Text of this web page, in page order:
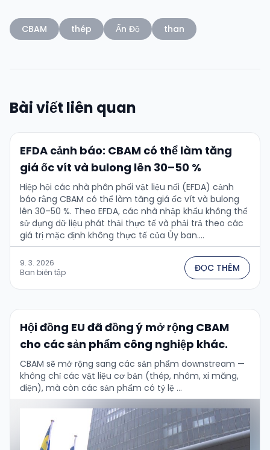
CBAM thép Ấn Độ than
Bài viết liên quan
EFDA cảnh báo: CBAM có thể làm tăng
giá ốc vít và bulong lên 30–50 %
Hiệp hội các nhà phân phối vật liệu nối (EFDA) cảnh
báo rằng CBAM có thể làm tăng giá ốc vít và bulong
lên 30–50 %. Theo EFDA, các nhà nhập khẩu không thể
sử dụng dữ liệu phát thải thực tế và phải trả theo các
giá trị mặc định không thực tế của Ủy ban....
9. 3. 2026
Ban biên tập
ĐỌC THÊM
Hội đồng EU đã đồng ý mở rộng CBAM
cho các sản phẩm công nghiệp khác.
CBAM sẽ mở rộng sang các sản phẩm downstream —
không chỉ các vật liệu cơ bản (thép, nhôm, xi măng,
điện), mà còn các sản phẩm có tỷ lệ …